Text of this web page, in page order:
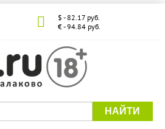
$ - 82.17 руб.
€ - 94.84 руб.
НАЙТИ